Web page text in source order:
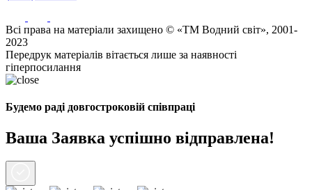
Всі права на матеріали захищено © «ТМ Водний світ», 2001-
2023
Передрук матеріалів вітається лише за наявності
гіперпосилання
Будемо раді довгостроковій співпраці
Ваша Заявка успішно відправлена!